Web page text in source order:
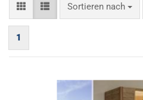
Sortieren nach
Sortieren nach
1